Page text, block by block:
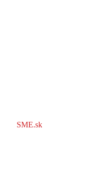
SME.sk